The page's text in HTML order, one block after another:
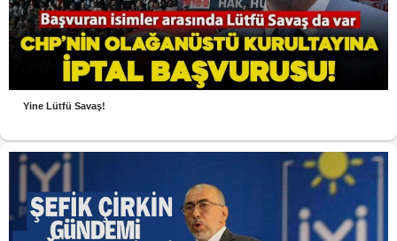
Yine Lütfü Savaş!